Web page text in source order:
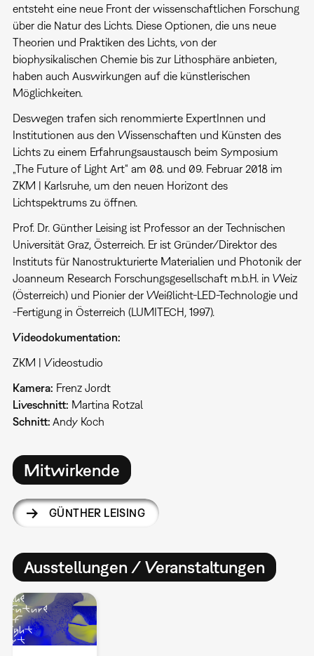
entsteht eine neue Front der wissenschaftlichen Forschung
über die Natur des Lichts. Diese Optionen, die uns neue
Theorien und Praktiken des Lichts, von der
biophysikalischen Chemie bis zur Lithosphäre anbieten,
haben auch Auswirkungen auf die künstlerischen
Möglichkeiten.
Deswegen trafen sich renommierte ExpertInnen und
Institutionen aus den Wissenschaften und Künsten des
Lichts zu einem Erfahrungsaustausch beim Symposium
„The Future of Light Art“ am 08. und 09. Februar 2018 im
ZKM | Karlsruhe, um den neuen Horizont des
Lichtspektrums zu öffnen.
Prof. Dr. Günther Leising ist Professor an der Technischen
Universität Graz, Österreich. Er ist Gründer/Direktor des
Instituts für Nanostrukturierte Materialien und Photonik der
Joanneum Research Forschungsgesellschaft m.b.H. in Weiz
(Österreich) und Pionier der Weißlicht-LED-Technologie und
-Fertigung in Österreich (LUMITECH, 1997).
Videodokumentation:
ZKM | Videostudio
Kamera: Frenz Jordt
Liveschnitt: Martina Rotzal
Schnitt: Andy Koch
Mitwirkende
GÜNTHER LEISING
Ausstellungen / Veranstaltungen